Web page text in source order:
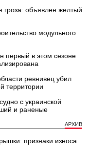
гроза: объявлен желтый
модульного
первый в этом сезоне
ревнивец убил
территории
с украинской
и раненые
АРХИВ
признаки износа